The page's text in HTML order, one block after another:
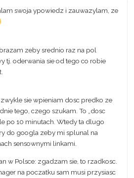
swoja ypowiedz i zauwazylam, ze
zeby srednio raz na pol
tj. oderwania sie od tego co robie
sie wpieniam dosc predko ze
tego, czego szukam. To „dosc
po 10 minutach. Wtedy ta dlugo
do googla zeby mi splunal na
sensownymi linkami.
w Polsce: zgadzam sie, to rzadkosc.
na poczatku sam musi przysiasc